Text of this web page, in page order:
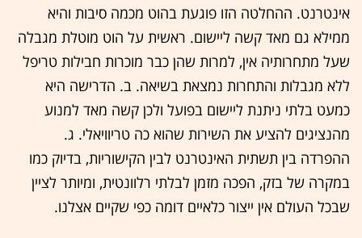
אינטרנט. ההחלטה הזו פוגעת בהוט מכמה סיבות והיא
ממילא גם מאד קשה ליישום. ראשית על הוט מוטלת מגבלה
שעל מתחרותיה אין, למרות שהן כבר מוכרות חבילות טריפל
ללא מגבלות והתחרות נמצאת בשיאה. ב. הדרישה היא
כמעט בלתי ניתנת ליישום בפועל ולכן קשה מאד למנוע
מהנציגים להציע את השירות שהוא כה טריוויאלי. ג.
ההפרדה בין תשתית האינטרנט לבין הקישוריות, בדיוק כמו
במקרה של בזק, הפכה מזמן לבלתי רלוונטית, ומיותר לציין
שבכל העולם אין ייצור כלאיים דומה כפי שקיים אצלנו.